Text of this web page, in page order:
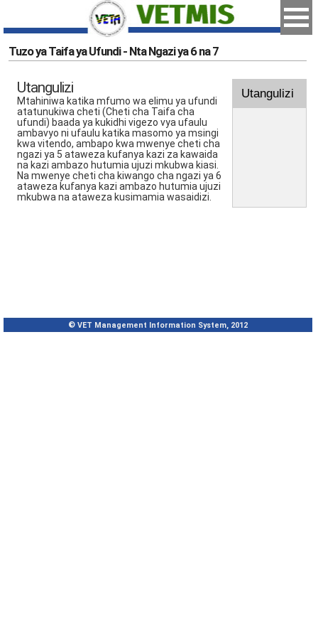
Tuzo ya Taifa ya Ufundi - Nta Ngazi ya 6 na 7
Utangulizi
Mtahiniwa katika mfumo wa elimu ya ufundi
atatunukiwa cheti (Cheti cha Taifa cha
ufundi) baada ya kukidhi vigezo vya ufaulu
ambavyo ni ufaulu katika masomo ya msingi
kwa vitendo, ambapo kwa mwenye cheti cha
ngazi ya 5 ataweza kufanya kazi za kawaida
na kazi ambazo hutumia ujuzi mkubwa kiasi.
Na mwenye cheti cha kiwango cha ngazi ya 6
ataweza kufanya kazi ambazo hutumia ujuzi
mkubwa na ataweza kusimamia wasaidizi.
Utangulizi
© VET Management Information System, 2012